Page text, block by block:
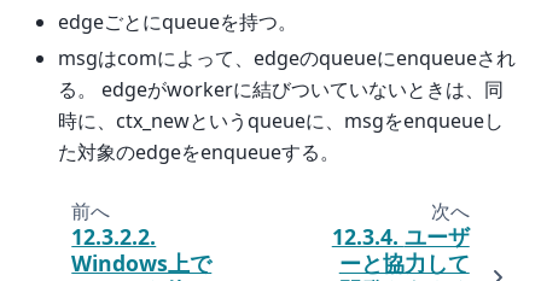
edgeごとにqueueを持つ。
msgはcomによって、edgeのqueueにenqueueされ
る。 edgeがworkerに結びついていないときは、同
時に、ctx_newというqueueに、msgをenqueueし
た対象のedgeをenqueueする。
前へ
12.3.2.2.
Windows上で
次へ
12.3.4. ユーザ
ーと協力して